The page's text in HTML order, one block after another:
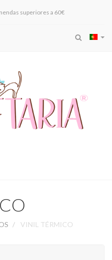
superiores a 60€
VINIL TÉRMICO